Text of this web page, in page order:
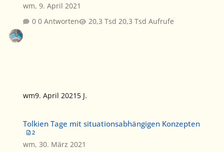
wm,9. April 2021
0 Antworten
20,3 Tsd Aufrufe
wm9. April 2021 5 J.
Tolkien Tage mit situationsabhängigen Konzepten
2
wm,30. März 2021